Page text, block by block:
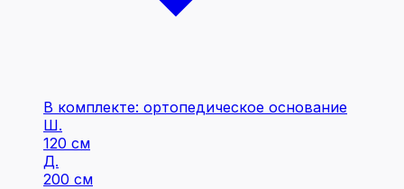
В комплекте: ортопедическое основание
Ш.
120 см
Д.
200 см